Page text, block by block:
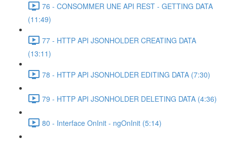
76 - CONSOMMER UNE API REST - GETTING DATA
(11:49)
77 - HTTP API JSONHOLDER CREATING DATA
(13:11)
78 - HTTP API JSONHOLDER EDITING DATA (7:30)
79 - HTTP API JSONHOLDER DELETING DATA (4:36)
80 - Interface OnInit - ngOnInit (5:14)